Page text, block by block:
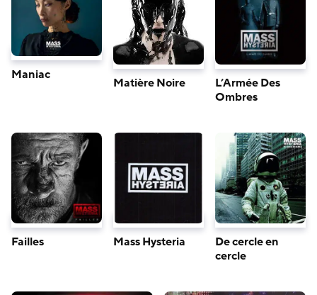
Maniac
Matière Noire
L’Armée Des
Ombres
Failles Mass Hysteria
De cercle en
cercle